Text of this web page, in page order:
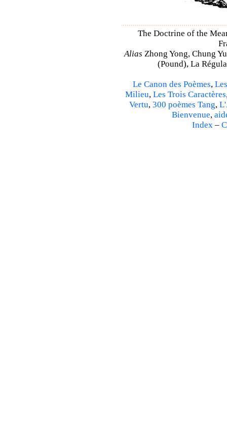
The Doctrine of the
Alias Zhong Yong, Chung
(Pound), La
Le Canon des Poèmes,
Milieu, Les Trois Caractères
Vertu, 300 poèmes Tang,
Bienvenue,
Index –